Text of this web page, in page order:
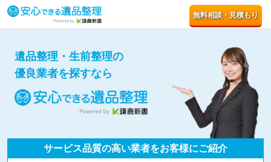
無料相談・見積もり
遺品整理・生前整理の
優良業者を探すなら
サービス品質の高い業者をお客様にご紹介